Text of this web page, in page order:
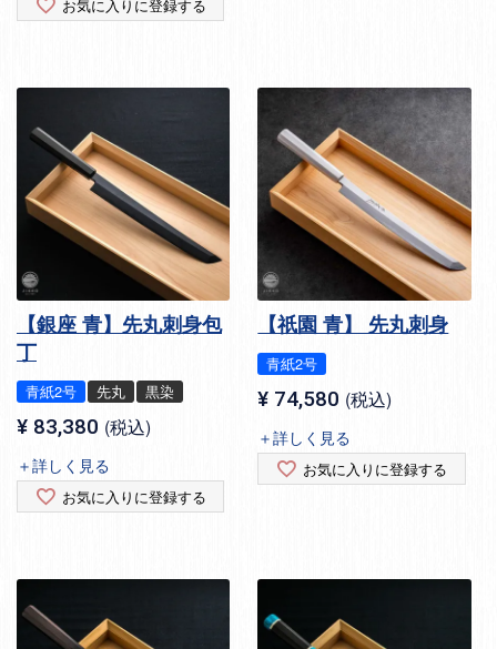
お気に入りに登録する
【銀座 青】先丸刺身包
丁
青紙2号 先丸 黒染
¥ 83,380 税込
＋詳しく見る
お気に入りに登録する
【祇園 青】 先丸刺身
青紙2号
¥ 74,580 税込
＋詳しく見る
お気に入りに登録する